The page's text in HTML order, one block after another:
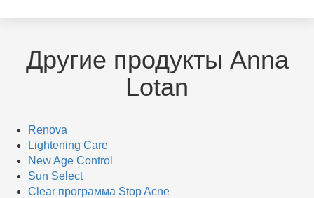
Другие продукты Anna
Lotan
Renova
Lightening Care
New Age Control
Sun Select
Clear программа Stop Acne